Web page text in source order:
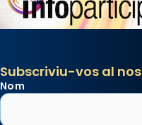
Subscriviu-vos al
Nom